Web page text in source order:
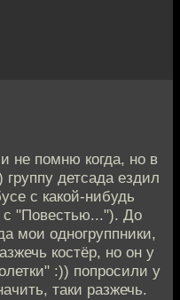
не помню когда, но в
детсада ездил
с какой-нибудь
с "Повестью..."). До
мои одногруппники,
костёр, но он у
:)) попросили у
таки разжечь.